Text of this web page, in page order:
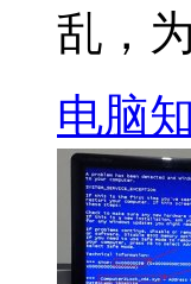
乱，
电脑